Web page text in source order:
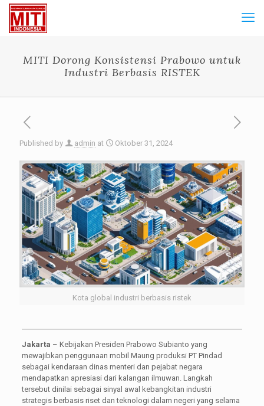
MITI Dorong Konsistensi Prabowo untuk
Industri Berbasis RISTEK
Published by admin at Oktober 31, 2024
Kota global industri berbasis ristek
Jakarta – Kebijakan Presiden Prabowo Subianto yang
mewajibkan penggunaan mobil Maung produksi PT Pindad
sebagai kendaraan dinas menteri dan pejabat negara
mendapatkan apresiasi dari kalangan ilmuwan. Langkah
tersebut dinilai sebagai sinyal awal kebangkitan industri
strategis berbasis riset dan teknologi dalam negeri yang selama